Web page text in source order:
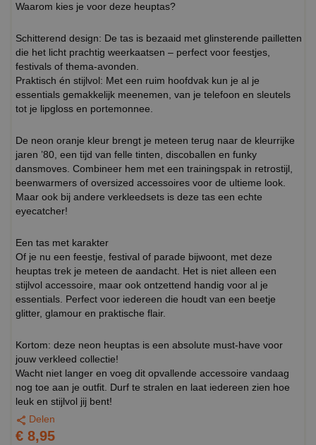
Waarom kies je voor deze heuptas?
Schitterend design: De tas is bezaaid met glinsterende pailletten
die het licht prachtig weerkaatsen – perfect voor feestjes,
festivals of thema-avonden.
Praktisch én stijlvol: Met een ruim hoofdvak kun je al je
essentials gemakkelijk meenemen, van je telefoon en sleutels
tot je lipgloss en portemonnee.
De neon oranje kleur brengt je meteen terug naar de kleurrijke
jaren ’80, een tijd van felle tinten, discoballen en funky
dansmoves. Combineer hem met een trainingspak in retrostijl,
beenwarmers of oversized accessoires voor de ultieme look.
Maar ook bij andere verkleedsets is deze tas een echte
eyecatcher!
Een tas met karakter
Of je nu een feestje, festival of parade bijwoont, met deze
heuptas trek je meteen de aandacht. Het is niet alleen een
stijlvol accessoire, maar ook ontzettend handig voor al je
essentials. Perfect voor iedereen die houdt van een beetje
glitter, glamour en praktische flair.
Kortom: deze neon heuptas is een absolute must-have voor
jouw verkleed collectie!
Wacht niet langer en voeg dit opvallende accessoire vandaag
nog toe aan je outfit. Durf te stralen en laat iedereen zien hoe
leuk en stijlvol jij bent!
Delen
€ 8,95